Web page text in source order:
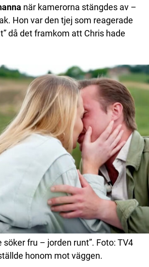
när kamerorna stängdes av –
Hon var den tjej som reagerade
då det framkom att Chris hade
fru – jorden runt”. Foto: TV4
honom mot väggen.